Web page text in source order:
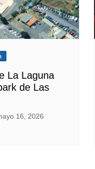
La Laguna
de Las
16, 2026